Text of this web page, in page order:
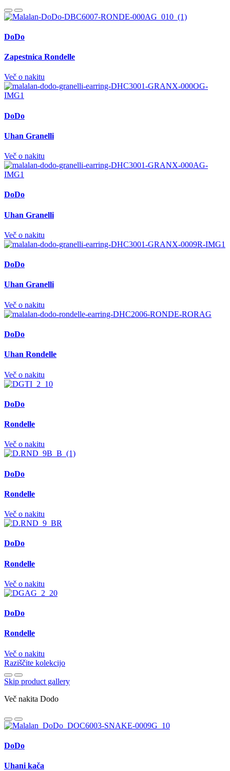
DoDo
Zapestnica Rondelle
Več o nakitu
DoDo
Uhan Granelli
Več o nakitu
DoDo
Uhan Granelli
Več o nakitu
DoDo
Uhan Granelli
Več o nakitu
DoDo
Uhan Rondelle
Več o nakitu
DoDo
Rondelle
Več o nakitu
DoDo
Rondelle
Več o nakitu
DoDo
Rondelle
Več o nakitu
DoDo
Rondelle
Več o nakitu
Raziščite kolekcijo
Skip product gallery
Več nakita Dodo
DoDo
Uhani kača